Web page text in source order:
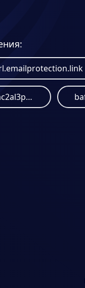
bafkreihildobrerhc2al3pystbjdr5iwint5hlqepk7n36oe2juatk2m3u.ipfs.dweb.link